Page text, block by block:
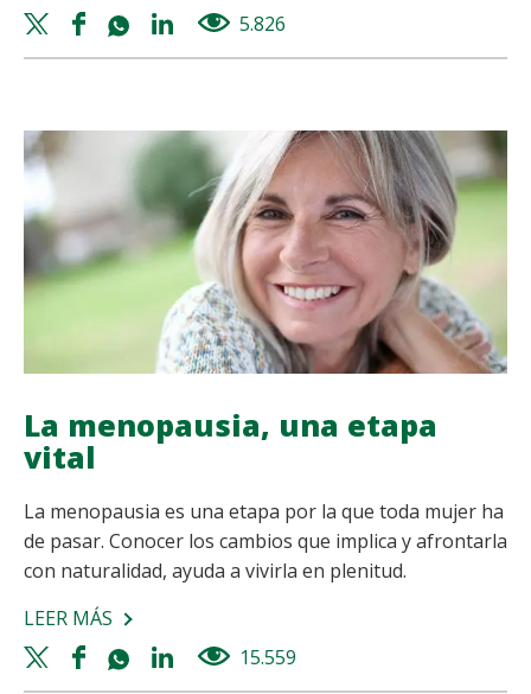
ASTENIA
OTOÑAL:
DÍAS
SE
ACORTAN
Twitter
share
Facebook
share
Whatsapp
share
Linkedin
share
5.826
La menopausia, una etapa
vital
La menopausia es una etapa por la que toda mujer ha
de pasar. Conocer los cambios que implica y afrontarla
con naturalidad, ayuda a vivirla en plenitud.
LEER MÁS SOBRE
LA
MENOPAUSIA,
Twitter
share
Facebook
share
Whatsapp
share
Linkedin
share
15.559